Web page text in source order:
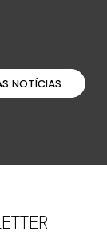
NOTÍCIAS